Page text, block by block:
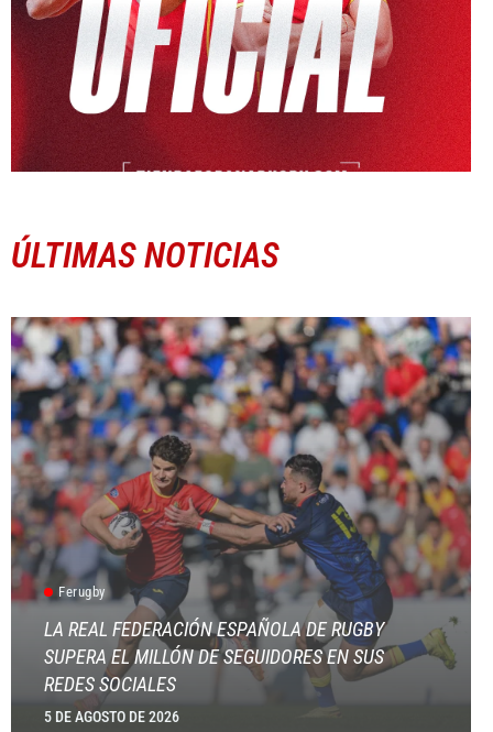
ÚLTIMAS NOTICIAS
Ferugby
LA REAL FEDERACIÓN ESPAÑOLA DE RUGBY
SUPERA EL MILLÓN DE SEGUIDORES EN SUS
REDES SOCIALES
5 DE AGOSTO DE 2026